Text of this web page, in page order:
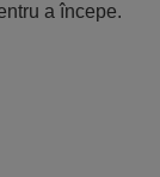
a începe.